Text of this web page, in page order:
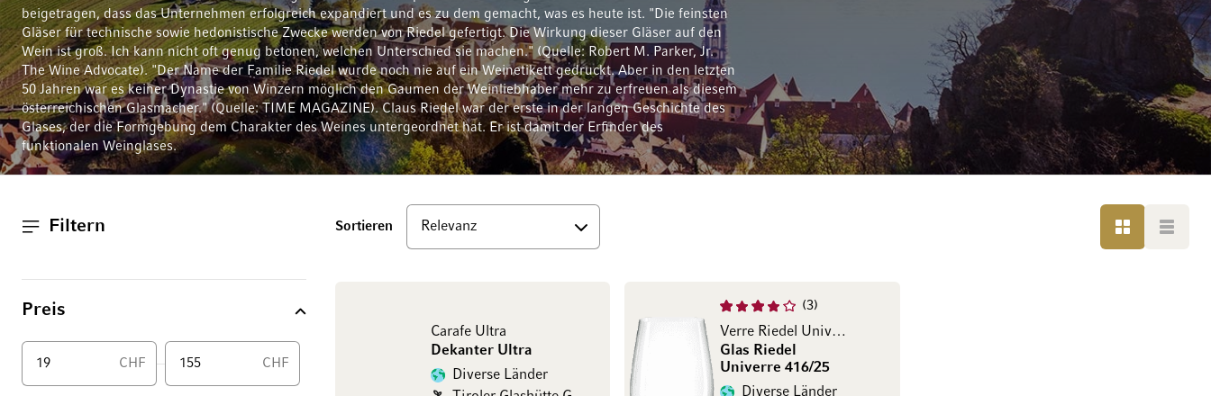
beigetragen, dass das Unternehmen erfolgreich expandiert und es zu dem gemacht, was es heute ist. "Die feinsten
Gläser für technische sowie hedonistische Zwecke werden von Riedel gefertigt. Die Wirkung dieser Gläser auf den
Wein ist groß. Ich kann nicht oft genug betonen, welchen Unterschied sie machen." (Quelle: Robert M. Parker, Jr.
The Wine Advocate). "Der Name der Familie Riedel wurde noch nie auf ein Weinetikett gedruckt. Aber in den letzten
50 Jahren war es keiner Dynastie von Winzern möglich den Gaumen der Weinliebhaber mehr zu erfreuen als diesem
österreichischen Glasmacher." (Quelle: TIME MAGAZINE). Claus Riedel war der erste in der langen Geschichte des
Glases, der die Formgebung dem Charakter des Weines untergeordnet hat. Er ist damit der Erfinder des
funktionalen Weinglases.
Filtern
Preis
Von
CHF CHF
Sortieren LISTE LISTE
Carafe Ultra
Dekanter Ultra
Diverse Länder
3
Verre Riedel Univerre
Glas Riedel
Univerre 416/25
Diverse Länder